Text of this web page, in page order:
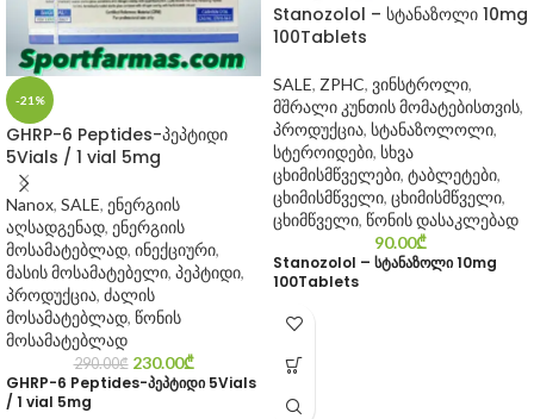
-21%
GHRP-6 Peptides-პეპტიდი
5Vials / 1 vial 5mg
Nanox, SALE, ენერგიის
აღსადგენად, ენერგიის
მოსამატებლად, ინექციური,
მასის მოსამატებელი, პეპტიდი,
პროდუქცია, ძალის
მოსამატებლად, წონის
მოსამატებლად
290.00₾ 230.00₾
GHRP-6 Peptides-პეპტიდი 5Vials
/ 1 vial 5mg
Stanozolol – სტანაზოლი 10mg
100Tablets
SALE, ZPHC, ვინსტროლი,
მშრალი კუნთის მომატებისთვის,
პროდუქცია, სტანაზოლოლი,
სტეროიდები, სხვა
ცხიმისმწველები, ტაბლეტები,
ცხიმისმწველი, ცხიმისმწველი,
ცხიმწველი, წონის დასაკლებად
90.00₾
Stanozolol – სტანაზოლი 10mg
100Tablets